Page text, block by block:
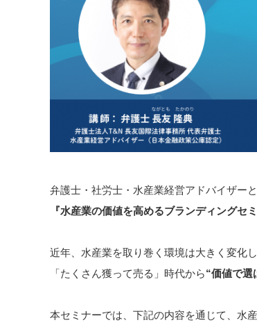
弁護士・社労士・水産業経営アドバイザー
『水産業の価値を高めるブランディングセミ
近年、水産業を取り巻く環境は大きく変化
「たくさん獲って売る」時代から“価値で選
本セミナーでは、下記の内容を通じて、水